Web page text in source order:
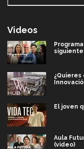
Videos
¿Quieres
El joven
Aula
(video)